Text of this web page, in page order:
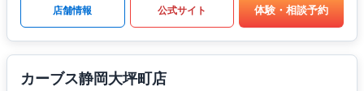
店舗情報 公式サイト 体験・相談予約
カーブス静岡大坪町店